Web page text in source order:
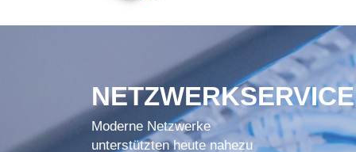
NETZWERKSERVICE
Moderne Netzwerke
unterstützten heute nahezu